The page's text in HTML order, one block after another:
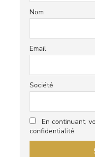
Nom
Email
Société
En continuant,
confidentialité